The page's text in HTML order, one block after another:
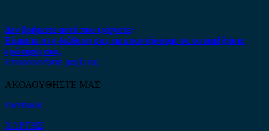
Δεν βρήκατε αυτό που ψάχνετε;
Είμαστε στη διάθεση σας να απαντήσουμε σε οποιαδήποτε
ερώτηση σας.
Επικοινωνήστε μαζί μας
ΑΚΟΛΟΥΘΗΣΤΕ ΜΑΣ
Facebook
ΧΑΡΤΗΣ